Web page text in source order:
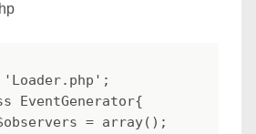
'Loader.php';
EventGenerator{
= array();